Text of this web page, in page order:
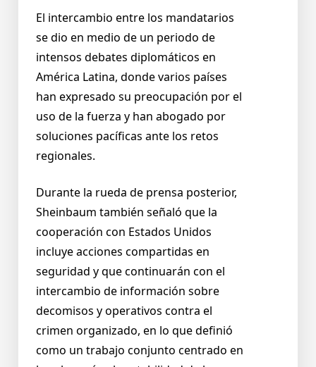
El intercambio entre los mandatarios
se dio en medio de un periodo de
intensos debates diplomáticos en
América Latina, donde varios países
han expresado su preocupación por el
uso de la fuerza y han abogado por
soluciones pacíficas ante los retos
regionales.
Durante la rueda de prensa posterior,
Sheinbaum también señaló que la
cooperación con Estados Unidos
incluye acciones compartidas en
seguridad y que continuarán con el
intercambio de información sobre
decomisos y operativos contra el
crimen organizado, en lo que definió
como un trabajo conjunto centrado en